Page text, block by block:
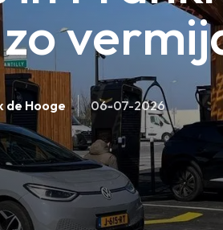
de Hooge 06-07-2026